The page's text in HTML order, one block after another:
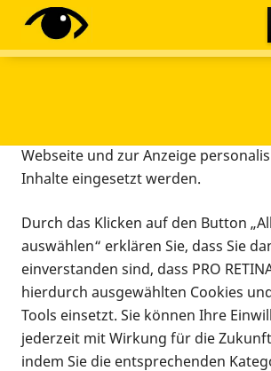
Infomaterial
Diese Webseite setzt verschiedene
Tracking-Tools ein. Dies beinhaltet
Webseite und zur Anzeige
Inhalte eingesetzt werden.
Durch das Klicken auf den Button
auswählen“ erklären Sie, dass Sie
einverstanden sind, dass PRO
hierdurch ausgewählten Cookies
Tools einsetzt. Sie können Ihre
jederzeit mit Wirkung für die
indem Sie die entsprechenden